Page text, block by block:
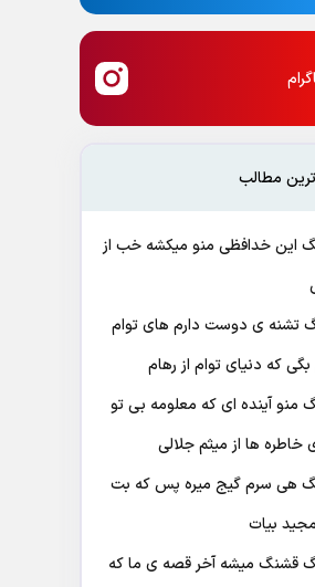
مطالب
این خدافظی منو میکشه خب از
تشنه ی دوست دارم های توام
که دنیای توام از رهام
منو آینده ای که معلومه بی تو
خاطره ها از میثم جلالی
هی سرم گیج میره‌ پس که بت
بیات
ﻗﺸﻨﮓ ﻣﻴﺸﻪ آﺧﺮ ﻗﺼﻪ ی ﻣﺎ ﻛﻪ